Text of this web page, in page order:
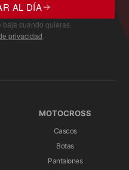
AL DÍA
cuando quieras.
privacidad
MOTOCROSS
Cascos
Botas
Pantalones